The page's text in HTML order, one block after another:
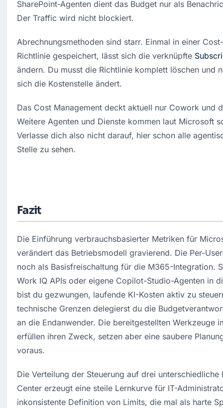
SharePoint-Agenten dient das Budget nur als
Der Traffic wird nicht blockiert.
Abrechnungsmethoden sind starr. Einmal in einer
Richtlinie gespeichert, lässt sich die verknüpfte
ändern. Du musst die Richtlinie komplett löschen und
sich die Kostenstelle ändert.
Das Cost Management deckt aktuell nur Cowork und
Weitere Agenten und Dienste kommen laut Microsoft
Verlasse dich also nicht darauf, hier schon alle
Stelle zu sehen.
Fazit
Die Einführung verbrauchsbasierter Metriken für
verändert das Betriebsmodell gravierend. Die Per-
noch als Basisfreischaltung für die M365-Integration.
Work IQ APIs oder eigene Copilot-Studio-Agenten in
bist du gezwungen, laufende KI-Kosten aktiv zu
technische Grenzen delegierst du die
an die Endanwender. Die bereitgestellten Werkzeuge
erfüllen ihren Zweck, setzen aber eine saubere
voraus.
Die Verteilung der Steuerung auf drei unterschiedliche
Center erzeugt eine steile Lernkurve für IT-
inkonsistente Definition von Limits, die mal als harte